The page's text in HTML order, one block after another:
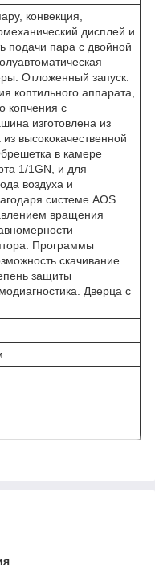
конвекция,
дисплей и
подачи пара с двойной
Отложенный запуск.
коптильного аппарата,
копчения c
изготовлена из
высококачественной
в камере
1/1GN, и для
воздуха и
системе AOS.
вращения
Программы
скачивание
защиты
Дверца с